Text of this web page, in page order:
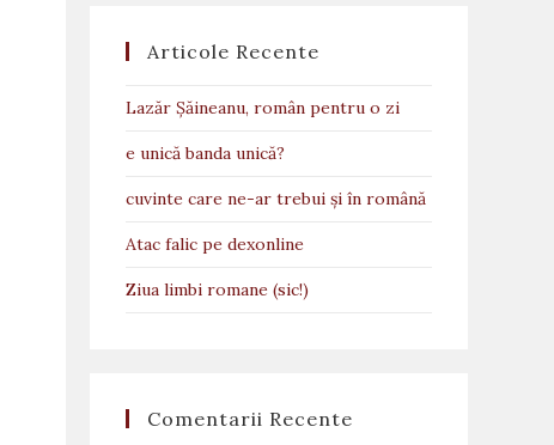
Articole Recente
Lazăr Șăineanu, român pentru o zi
e unică banda unică?
cuvinte care ne-ar trebui și în română
Atac falic pe dexonline
Ziua limbi romane (sic!)
Comentarii Recente